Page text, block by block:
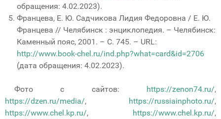
обращения: 4.02.2023).
Францева, Е. Ю. Садчикова Лидия Федоровна / Е. Ю.
Францева // Челябинск : энциклопедия. – Челябинск:
Каменный пояс, 2001. – С. 745. – URL:
http://www.book-chel.ru/ind.php?what=card&id=2706
(дата обращения: 4.02.2023).
Фото с сайтов: https://zenon74.ru/,
https://dzen.ru/media/, https://russiainphoto.ru/,
https://www.chel.kp.ru/, https://www.chel.kp.ru/,